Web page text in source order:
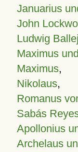
Januarius
John
Ludwig
Maximus
Maximus,
Nikolaus,
Romanus
Sabás
Apollonius
Archelaus